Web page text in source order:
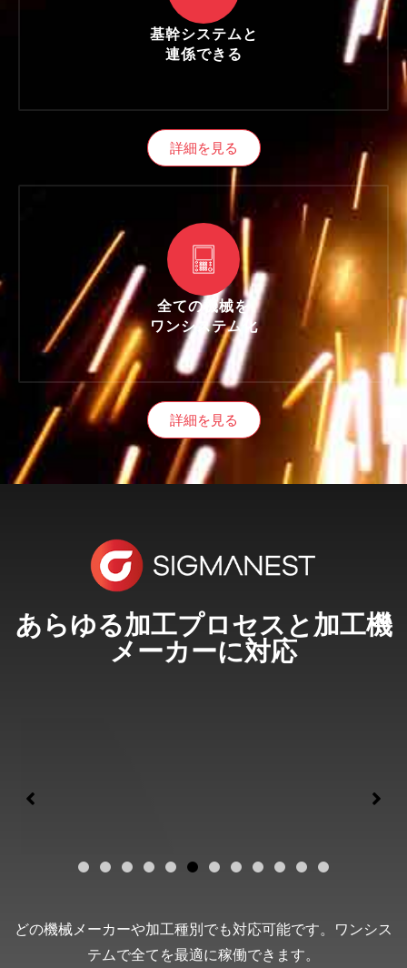
基幹システムと
連係できる
詳細を見る
全ての機械を
ワンシステム化
詳細を見る
あらゆる加工プロセスと加工機
メーカーに対応
どの機械メーカーや加工種別でも対応可能です。ワンシス
テムで全てを最適に稼働できます。